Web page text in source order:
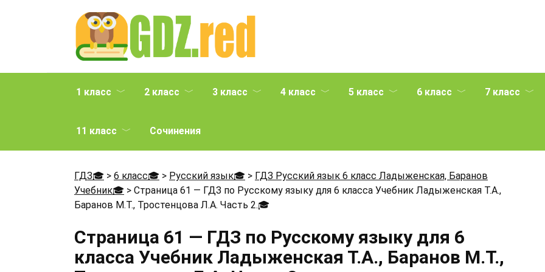
1 класс 2 класс 3 класс 4 класс 5 класс 6 класс 7 класс
11 класс Сочинения
ГДЗ🎓 > 6 класс🎓 > Русский язык🎓 > ГДЗ Русский язык 6 класс Ладыженская, Баранов
Учебник🎓 > Страница 61 — ГДЗ по Русскому языку для 6 класса Учебник Ладыженская Т.А.,
Баранов М.Т., Тростенцова Л.А. Часть 2.🎓
Страница 61 — ГДЗ по Русскому языку для 6
класса Учебник Ладыженская Т.А., Баранов М.Т.,